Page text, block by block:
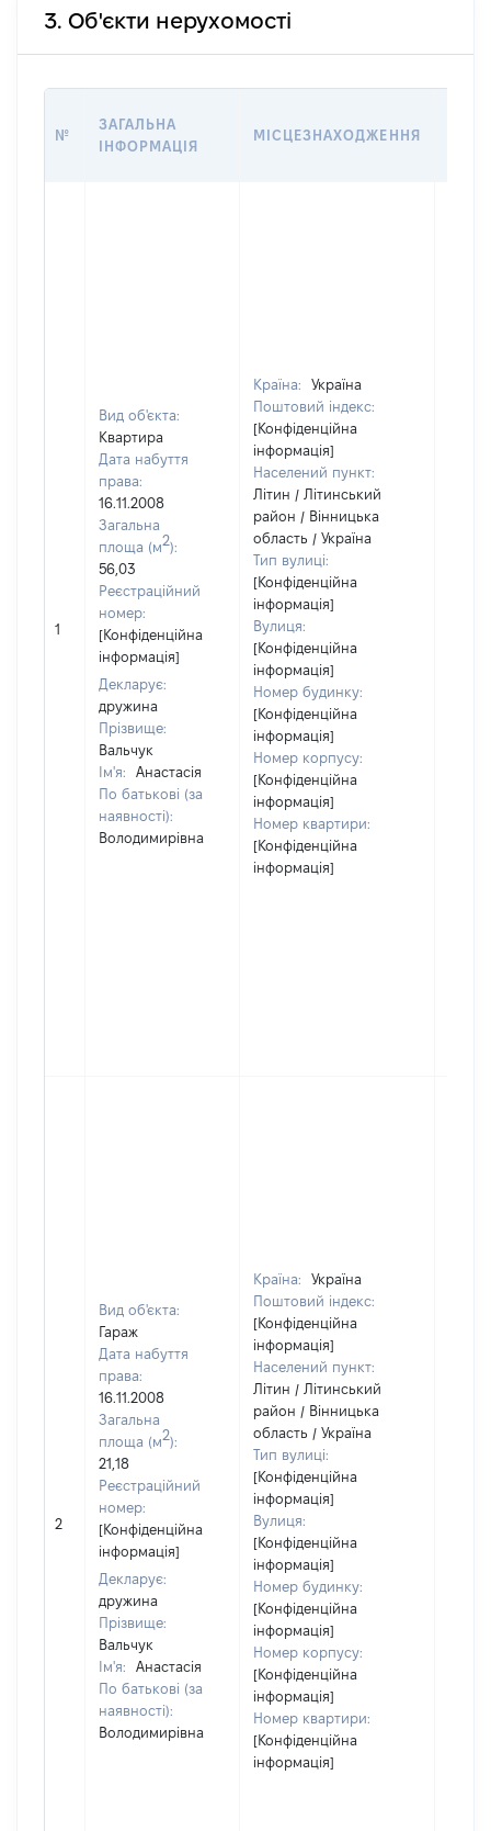
3. Об'єкти нерухомості
№
ЗАГАЛЬНА
ІНФОРМАЦІЯ
МІСЦЕЗНАХОДЖЕННЯ
1
Вид об'єкта:
Квартира
Дата набуття
права:
16.11.2008
Загальна
площа (м2):
56,03
Реєстраційний
номер:
[Конфіденційна
інформація]
Декларує:
дружина
Прізвище:
Вальчук
Ім'я:
Анастасія
По батькові (за
наявності):
Володимирівна
Країна:
Україна
Поштовий індекс:
[Конфіденційна
інформація]
Населений пункт:
Літин / Літинський
район / Вінницька
область / Україна
Тип вулиці:
[Конфіденційна
інформація]
Вулиця:
[Конфіденційна
інформація]
Номер будинку:
[Конфіденційна
інформація]
Номер корпусу:
[Конфіденційна
інформація]
Номер квартири:
[Конфіденційна
інформація]
2
Вид об'єкта:
Гараж
Дата набуття
права:
16.11.2008
Загальна
площа (м2):
21,18
Реєстраційний
номер:
[Конфіденційна
інформація]
Декларує:
дружина
Прізвище:
Вальчук
Ім'я:
Анастасія
По батькові (за
наявності):
Володимирівна
Країна:
Україна
Поштовий індекс:
[Конфіденційна
інформація]
Населений пункт:
Літин / Літинський
район / Вінницька
область / Україна
Тип вулиці:
[Конфіденційна
інформація]
Вулиця:
[Конфіденційна
інформація]
Номер будинку:
[Конфіденційна
інформація]
Номер корпусу:
[Конфіденційна
інформація]
Номер квартири:
[Конфіденційна
інформація]